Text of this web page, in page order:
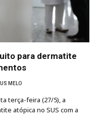
para dermatite
MELO
terça-feira (27/5), a
atópica no SUS com a